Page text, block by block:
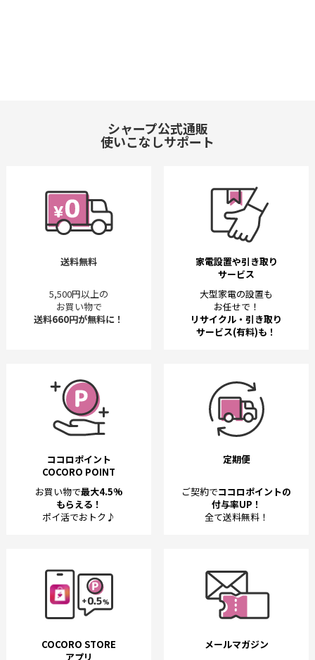
シャープ公式通販
使いこなしサポート
送料無料
5,500円以上の
お買い物で
送料660円が無料に！
家電設置や引き取り
サービス
大型家電の設置も
お任せで！
リサイクル・引き取り
サービス(有料)も！
ココロポイント
COCORO POINT
お買い物で最大4.5%
もらえる！
ポイ活でおトク♪
定期便
ご契約でココロポイントの
付与率UP！
全て送料無料！
COCORO STORE
アプリ
メールマガジン